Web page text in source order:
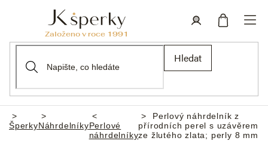
Hledat
Domů
ŠperkyNáhrdelníkyPerlové
náhrdelníky
Perlový náhrdelník z
přírodních perel s uzávěrem
ze žlutého zlata; perly 8 mm